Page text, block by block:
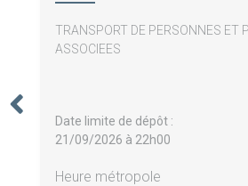
TRANSPORT DE PERSONNES ET
ASSOCIEES
Date limite de dépôt :
21/09/2026 à 22h00
Heure métropole